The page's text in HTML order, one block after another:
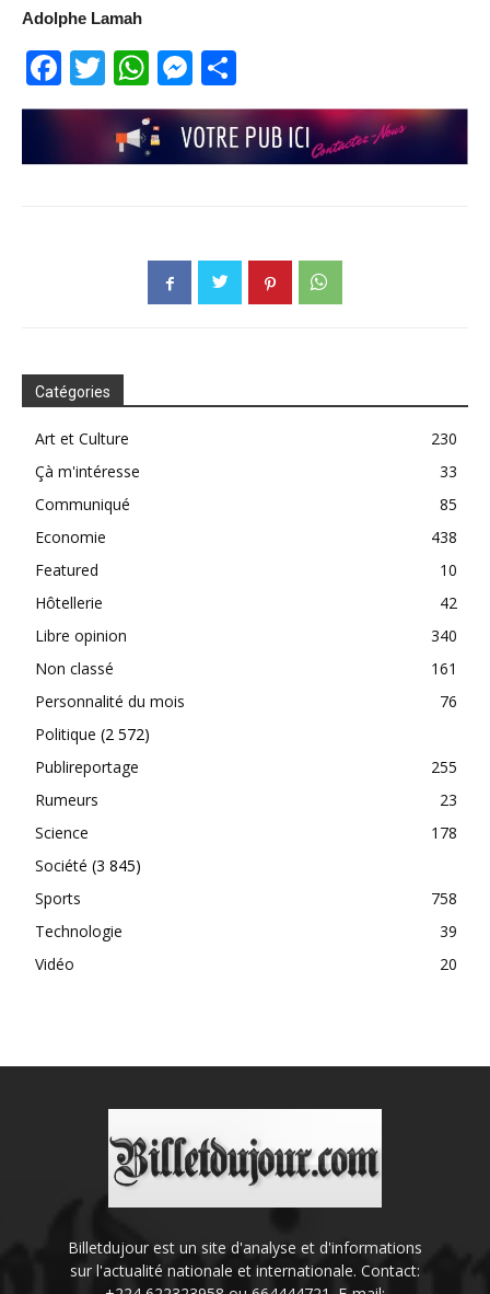
Adolphe Lamah
Facebook
TwitterWhatsApp
Messenger
Catégories
Art et Culture
230
Çà m'intéresse
33
Communiqué
85
Economie
438
Featured
10
Hôtellerie
42
Libre opinion
340
Non classé
161
Personnalité du mois
76
Politique (2 572)
Publireportage
255
Rumeurs
23
Science
178
Société (3 845)
Sports
758
Technologie
39
Vidéo
20
Billetdujour est un site d'analyse et d'informations
sur l'actualité nationale et internationale. Contact: